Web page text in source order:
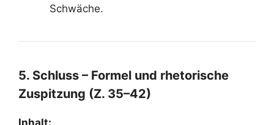
Schwäche.
5. Schluss – Formel und rhetorische
Zuspitzung (Z. 35–42)
Inhalt: